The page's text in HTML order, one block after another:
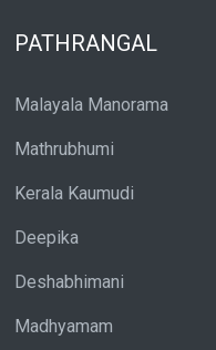
PATHRANGAL
Malayala Manorama
Mathrubhumi
Kerala Kaumudi
Deepika
Deshabhimani
Madhyamam